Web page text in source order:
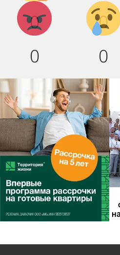
0 0
Агрессия!
0
Грусть :
(
0